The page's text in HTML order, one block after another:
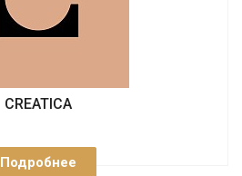
CREATICA
Подробнее